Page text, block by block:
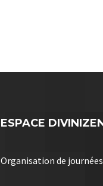
ESPACE
Organisation de